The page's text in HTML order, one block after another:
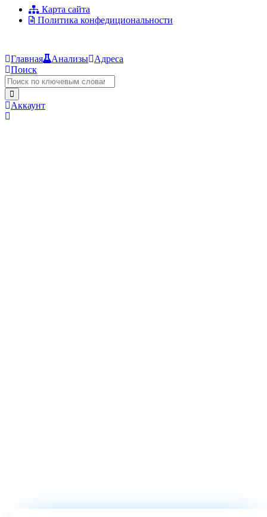
Карта сайта
Политика конфедициональности
Главная Анализы
Адреса
Поиск
Аккаунт